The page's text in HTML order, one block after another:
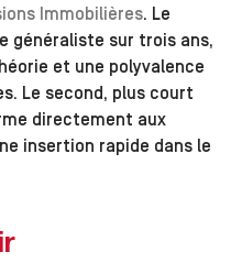
Immobilières. Le
généraliste sur trois ans,
et une polyvalence
Le second, plus court
directement aux
insertion rapide dans le